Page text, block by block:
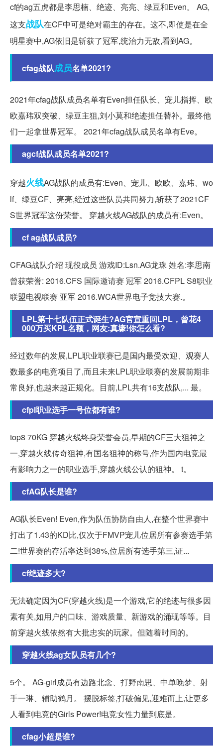
cf的ag五虎都是李思楠、绝迹、亮亮、绿豆和Even。 AG,
这支战队在CF中可是绝对霸主的存在。这不,即使是在全
明星赛中,AG依旧是斩获了冠军,统治力无敌,看到AG。
cfag战队成员名单2021?
2021年cfag战队成员名单有Even担任队长、宠儿指挥、欧
欧嘉玮双突破、绿豆主狙,刘小莫和绝迹担任替补。最终他
们一起拿世界冠军。 2021年cfag战队成员名单有Eve。
agcf战队成员名单2021?
穿越火线AG战队的成员有:Even、宠儿、欧欧、嘉玮、wo
lf、绿豆CF、亮亮,经过这些队员共同努力,斩获了2021CF
S世界冠军这份荣誉。 穿越火线AG战队的成员有:Even。
cf ag战队成员?
CFAG战队介绍 现役成员 游戏ID:Lsn.AG龙珠 姓名:李思南
曾获荣誉: 2016.CFS 国际邀请赛 冠军 2016.CFPL S8职业
联盟电视联赛 亚军 2016.WCA世界电子竞技大赛.。
LPL第十七队伍正式诞生?AG官宣重回LPL，曾花4
000万买KPL名额，网友:真壕!你怎么看?
经过数年的发展,LPL职业联赛已是国内最受欢迎、观赛人
数最多的电竞项目了,而且未来LPL职业联赛的发展前期非
常良好,也越来越正规化。目前,LPL共有16支战队,... 最。
cfpl职业选手一号位都有谁?
top8 70KG 穿越火线终身荣誉会员,早期的CF三大狙神之
一,穿越火线传奇狙神,有国名狙神的称号,作为国内电竞最
有影响力之一的职业选手,穿越火线公认的狙神。 t。
cfAG队长是谁?
AG队长Even! Even,作为队伍协防自由人,在整个世界赛中
打出了1.43的KD比,仅次于FMVP宠儿位居所有参赛选手第
二!世界赛的存活率达到38%,位居所有选手第三,证...
cf绝迹多大?
无法确定因为CF(穿越火线)是一个游戏,它的绝迹与很多因
素有关,如用户的口味、游戏质量、新游戏的涌现等等。目
前穿越火线依然有大批忠实的玩家。但随着时间的。
穿越火线ag女队员有几个?
5个。 AG-girl成员有边路北念、打野南思、中单晚梦、射
手一琳、辅助鹤月。 摆脱标签,打破偏见,迎难而上,让更多
人看到电竞的Girls Power!电竞女性力量到底是。
cfag小超是谁?